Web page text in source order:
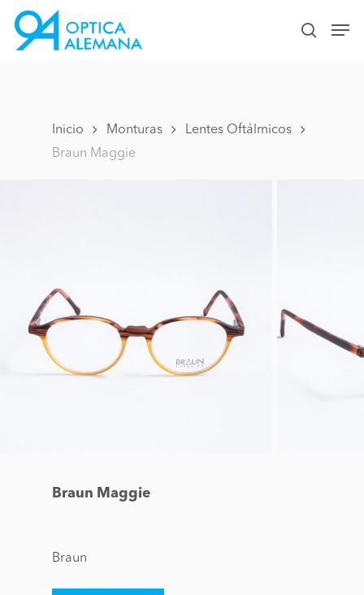
Skip
main
search
Inicio Monturas
Lentes Oftálmicos
Braun Maggie
Braun Maggie
Braun